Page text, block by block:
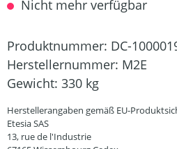
Nicht mehr verfügbar
Produktnummer: DC-
Herstellernummer: M2E
Gewicht: 330 kg
Herstellerangaben gemäß EU-
Etesia SAS
13, rue de l'Industrie